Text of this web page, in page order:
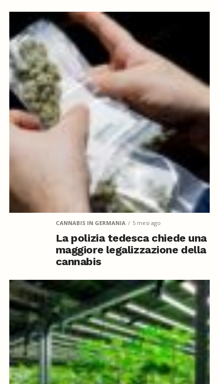
CANNABIS IN GERMANIA 5 mesi ago
La polizia tedesca chiede una
maggiore legalizzazione della
cannabis